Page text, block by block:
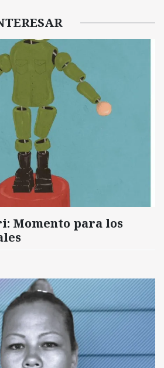
Momento para los